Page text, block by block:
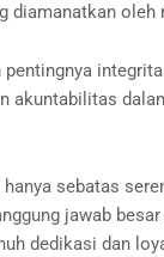
diamanatkan oleh
pentingnya
akuntabilitas
sebatas
jawab besar
dedikasi dan